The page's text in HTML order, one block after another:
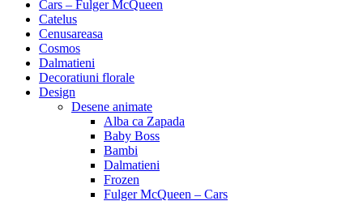
Cars – Fulger McQueen
Catelus
Cenusareasa
Cosmos
Dalmatieni
Decoratiuni florale
Design
Desene animate
Alba ca Zapada
Baby Boss
Bambi
Dalmatieni
Frozen
Fulger McQueen – Cars